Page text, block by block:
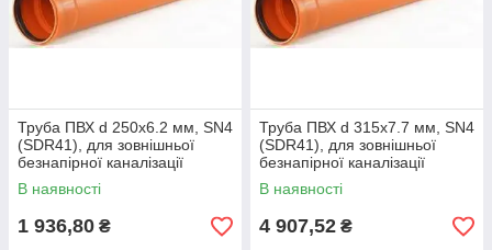
Труба ПВХ d 250x6.2 мм, SN4
(SDR41), для зовнішньої
безнапірної каналізації
В наявності
1 936,80 ₴
Труба ПВХ d 315x7.7 мм, SN4
(SDR41), для зовнішньої
безнапірної каналізації
В наявності
4 907,52 ₴